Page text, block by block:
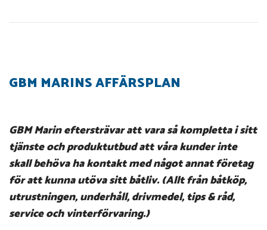
GBM MARINS AFFÄRSPLAN
GBM Marin eftersträvar att vara så kompletta i sitt
tjänste och produktutbud att våra kunder inte
skall behöva ha kontakt med något annat företag
för att kunna utöva sitt båtliv. (Allt från båtköp,
utrustningen, underhåll, drivmedel, tips & råd,
service och vinterförvaring.)